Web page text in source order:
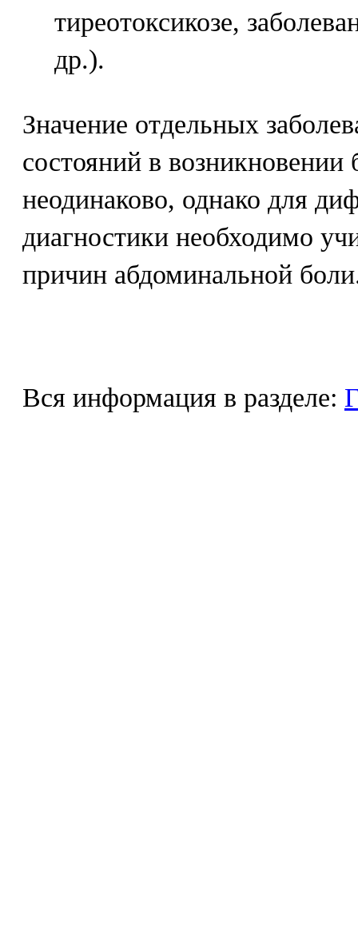
тиреотоксикозе,
др.).
Значение отдельных
состояний в возникновении
неодинаково, однако для
диагностики необходимо
причин абдоминальной
Вся информация в разделе: